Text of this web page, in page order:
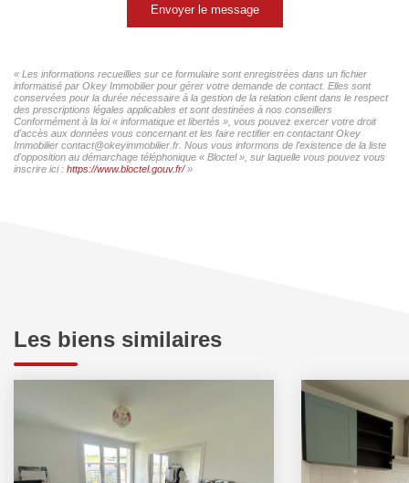
Envoyer le message
« Les informations recueillies sur ce formulaire sont enregistrées dans un fichier
informatisé par Okey Immobilier pour gérer votre demande de contact. Elles sont
conservées pour la durée nécessaire à la gestion de la relation client dans le respect
des prescriptions légales applicables et sont destinées à nos conseillers
Conformément à la loi « informatique et libertés », vous pouvez exercer votre droit
d'accès aux données vous concernant et les faire rectifier en contactant Okey
Immobilier contact@okeyimmobilier.fr. Nous vous informons de l'existence de la liste
d'opposition au démarchage téléphonique « Bloctel », sur laquelle vous pouvez vous
inscrire ici : https://www.bloctel.gouv.fr/»
Les biens similaires